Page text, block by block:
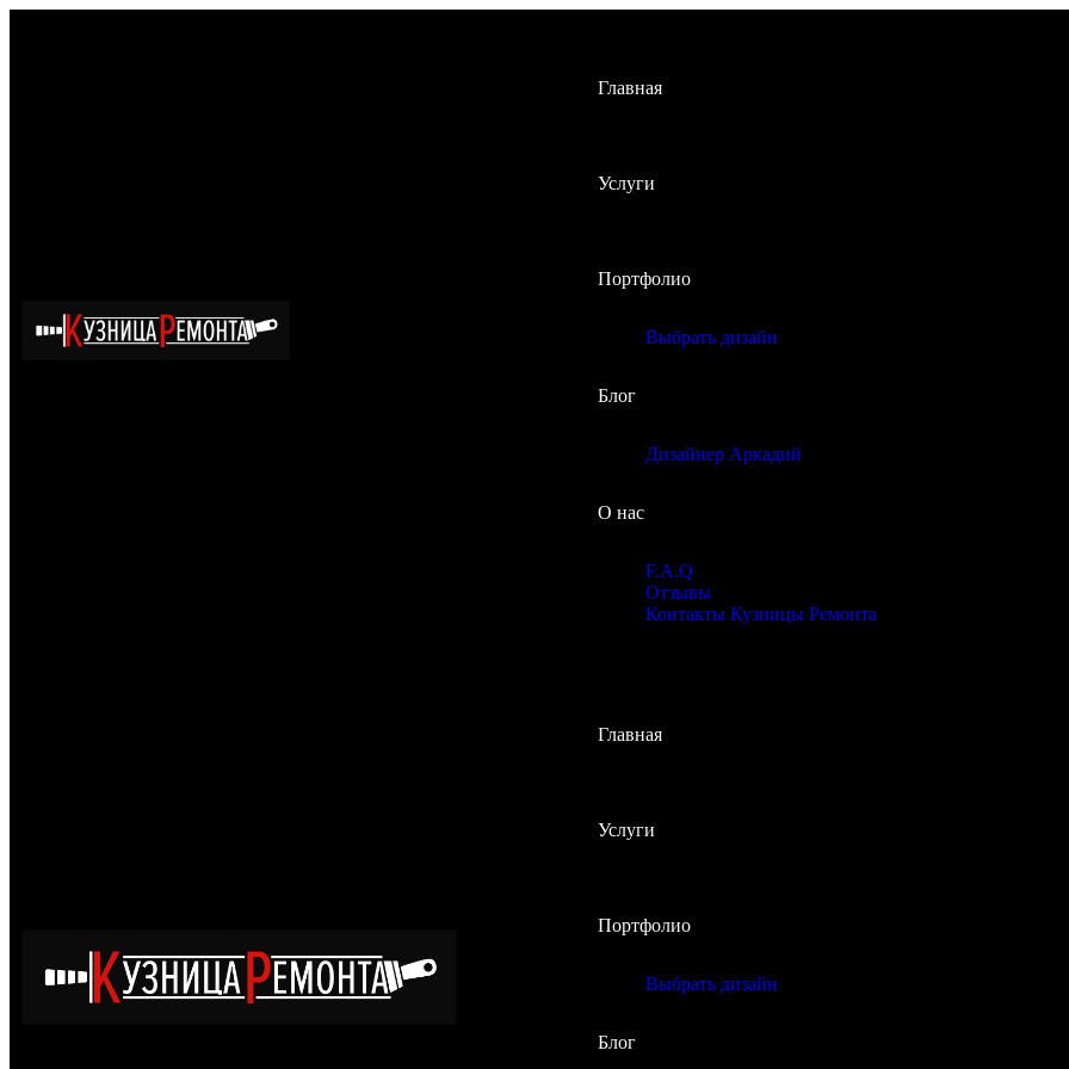
Главная
Услуги
Портфолио
Выбрать дизайн
Блог
Дизайнер Аркадий
О нас
F.A.Q
Отзывы
Контакты Кузницы Ремонта
Главная
Услуги
Портфолио
Выбрать дизайн
Блог